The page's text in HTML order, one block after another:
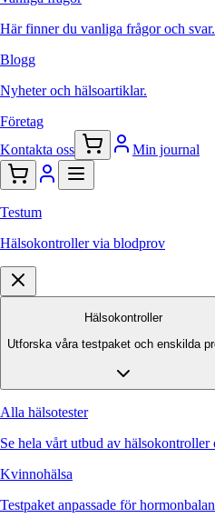
Här finner du vanliga frågor och svar.
Blogg
Nyheter och hälsoartiklar.
Företag
Kontakta oss
Min journal
Testum
Hälsokontroller via blodprov
Hälsokontroller
Utforska våra testpaket och enskilda
Alla hälsotester
Se hela vårt utbud av hälsokontroller
Kvinnohälsa
Testpaket anpassade för